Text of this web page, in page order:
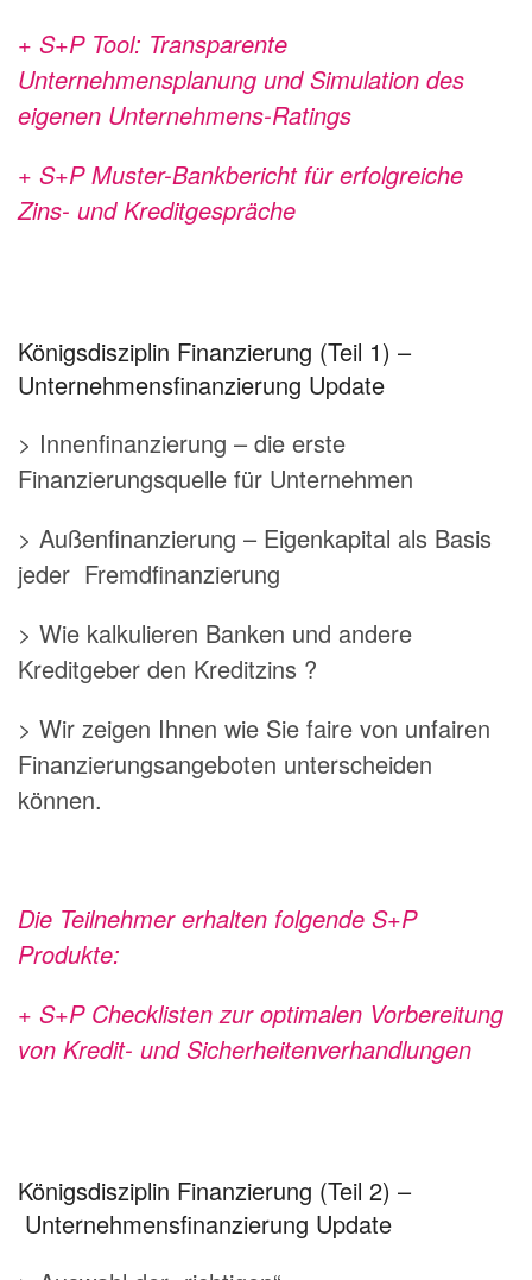
+ S+P Tool: Transparente
Unternehmensplanung und Simulation des
eigenen Unternehmens-Ratings
+ S+P Muster-Bankbericht für erfolgreiche
Zins- und Kreditgespräche
Königsdisziplin Finanzierung (Teil 1) –
Unternehmensfinanzierung Update
> Innenfinanzierung – die erste
Finanzierungsquelle für Unternehmen
> Außenfinanzierung – Eigenkapital als Basis
jeder Fremdfinanzierung
> Wie kalkulieren Banken und andere
Kreditgeber den Kreditzins ?
> Wir zeigen Ihnen wie Sie faire von unfairen
Finanzierungsangeboten unterscheiden
können.
Die Teilnehmer erhalten folgende S+P
Produkte:
+ S+P Checklisten zur optimalen Vorbereitung
von Kredit- und Sicherheitenverhandlungen
Königsdisziplin Finanzierung (Teil 2) –
Unternehmensfinanzierung Update